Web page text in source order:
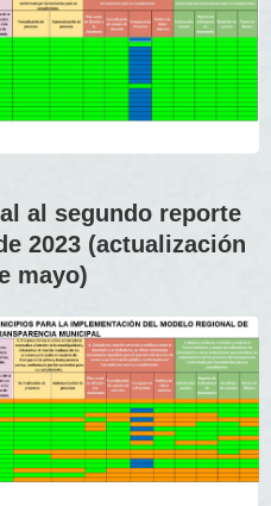
al segundo reporte
2023 (actualización
mayo)